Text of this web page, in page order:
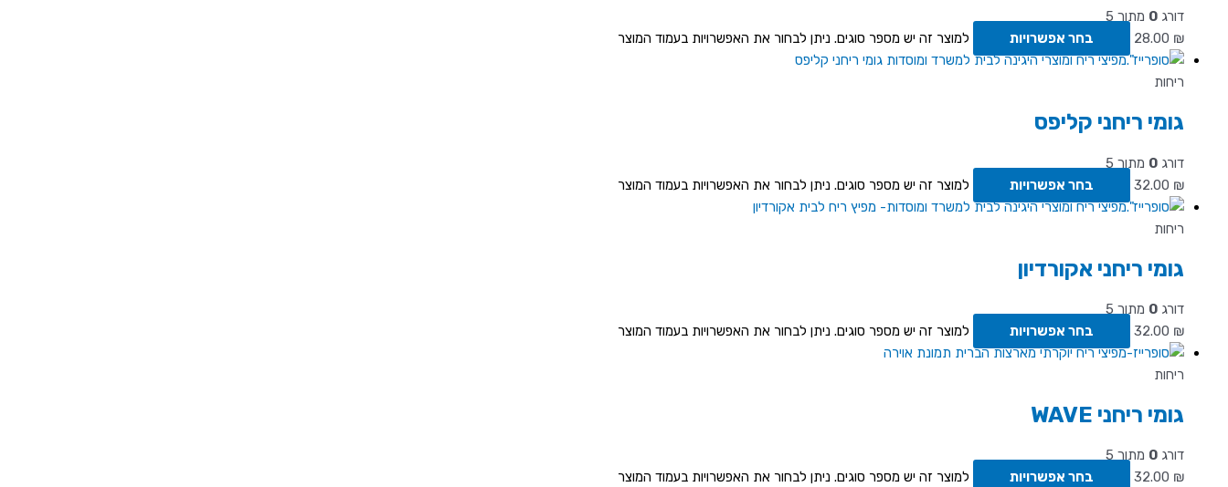
דורג 0 מתוך 5
28.00 ₪ בחר אפשרויות למוצר זה יש מספר סוגים. ניתן לבחור את האפשרויות בעמוד המוצר
ריחות
גומי ריחני קליפס
דורג 0 מתוך 5
32.00 ₪ בחר אפשרויות למוצר זה יש מספר סוגים. ניתן לבחור את האפשרויות בעמוד המוצר
ריחות
גומי ריחני אקורדיון
דורג 0 מתוך 5
32.00 ₪ בחר אפשרויות למוצר זה יש מספר סוגים. ניתן לבחור את האפשרויות בעמוד המוצר
ריחות
גומי ריחני WAVE
דורג 0 מתוך 5
32.00 ₪ בחר אפשרויות למוצר זה יש מספר סוגים. ניתן לבחור את האפשרויות בעמוד המוצר